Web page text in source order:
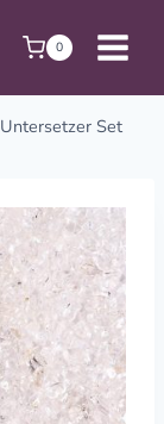
0
Untersetzer Set